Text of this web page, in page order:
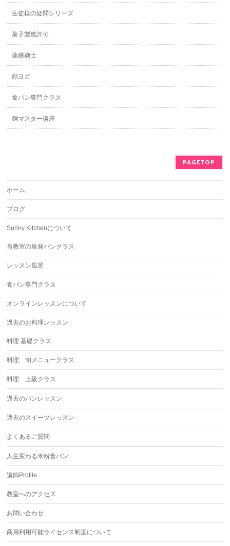
生徒様の疑問シリーズ
菓子製造許可
薬膳麹士
顔ヨガ
食パン専門クラス
麹マスター講座
PAGETOP
ホーム
ブログ
Sunny Kitchenについて
当教室の単発パンクラス
レッスン風景
食パン専門クラス
オンラインレッスンについて
過去のお料理レッスン
料理 基礎クラス
料理 旬メニュークラス
料理 上級クラス
過去のパンレッスン
過去のスイーツレッスン
よくあるご質問
人生変わる米粉食パン
講師Profile
教室へのアクセス
お問い合わせ
商用利用可能ライセンス制度について